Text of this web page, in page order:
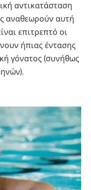
αντικατάσταση
αναθεωρούν αυτή
επιτρεπτό οι
ήπιας έντασης
γόνατος (συνήθως